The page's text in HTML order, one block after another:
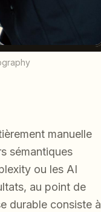
manuelle
sémantiques
ou les AI
au point de
durable consiste à